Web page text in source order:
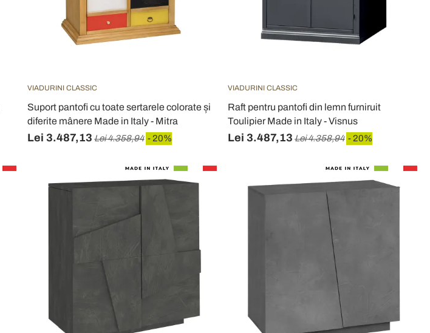
VIADURINI CLASSIC
Suport pantofi cu toate sertarele colorate și
diferite mânere Made in Italy - Mitra
Lei 3.487,13 Lei 4.358,94 - 20%
VIADURINI CLASSIC
Raft pentru pantofi din lemn furniruit
Toulipier Made in Italy - Visnus
Lei 3.487,13 Lei 4.358,94 - 20%